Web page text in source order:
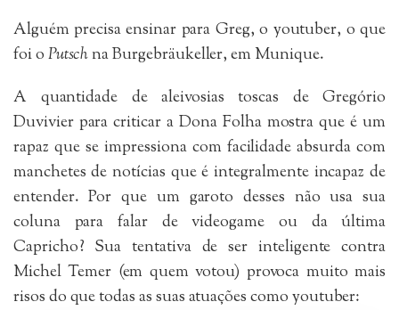
Alguém precisa ensinar para Greg, o youtuber, o que
foi oPutschna Burgebräukeller, em Munique.
A quantidade de aleivosias toscas de Gregório
Duvivier para criticar a Dona Folha mostra que é um
rapaz que se impressiona com facilidade absurda com
manchetes de notícias que é integralmente incapaz de
entender. Por que um garoto desses não usa sua
coluna para falar de videogame ou da última
Capricho? Sua tentativa de ser inteligente contra
Michel Temer (em quem votou) provoca muito mais
risos do que todas as suas atuações como youtuber: